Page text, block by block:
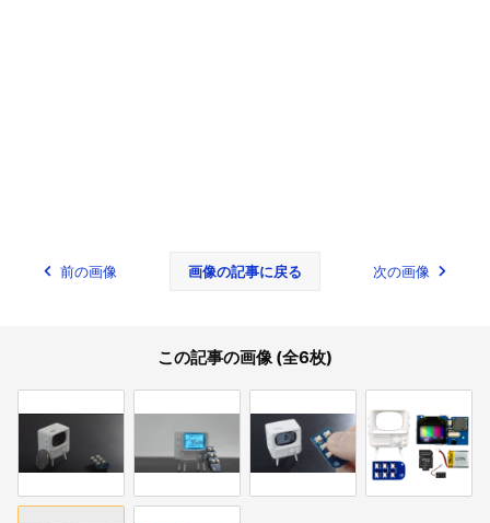
前の画像 画像の記事に戻る 次の画像
この記事の画像 (全6枚)